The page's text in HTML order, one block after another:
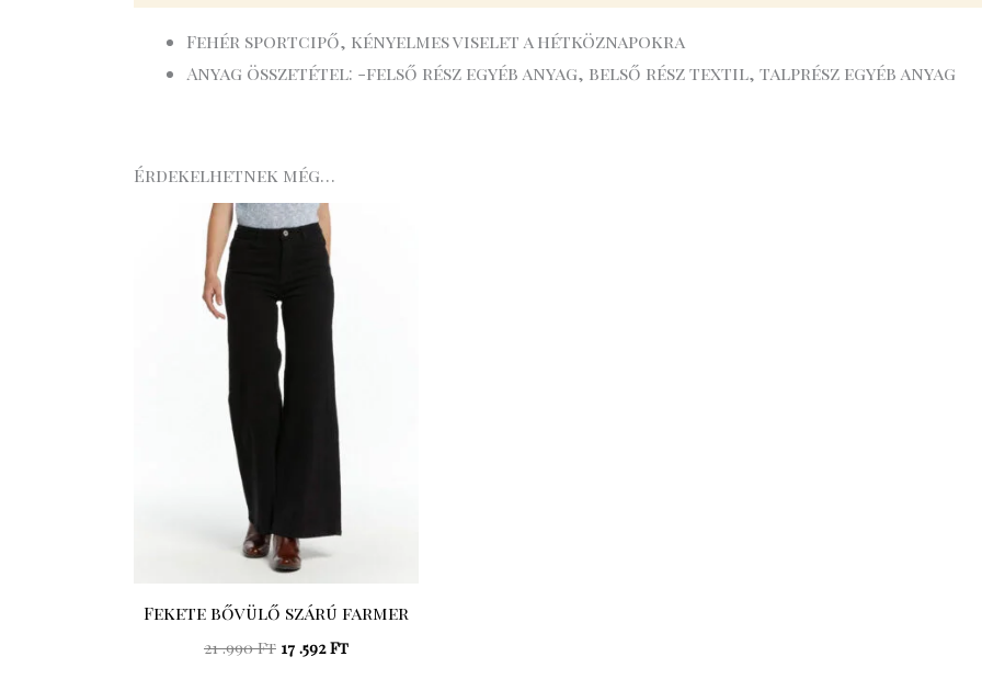
Fehér sportcipő, kényelmes viselet a hétköznapokra
Anyag összetétel: -felső rész egyéb anyag, belső rész textil, talprész egyéb anyag
Érdekelhetnek még…
Fekete bővülő szárú farmer
21 .990Ft
Original
price
.990 Ft.
17 .592Ft